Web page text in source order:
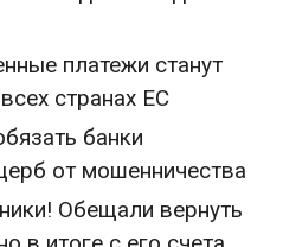
платежи станут
странах ЕС
банки
от мошенничества
Обещали вернуть